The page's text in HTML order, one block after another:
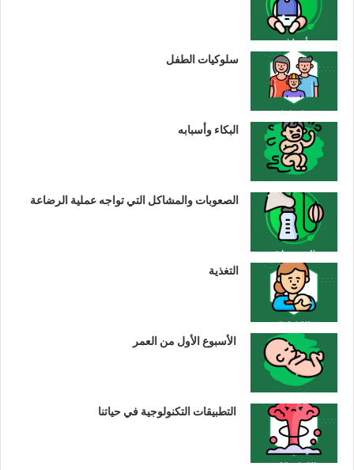
سلوكيات الطفل
البكاء وأسبابه
الصعوبات والمشاكل التي تواجه عملية الرضاعة
التغذية
الأسبوع الأول من العمر
التطبيقات التكنولوجية في حياتنا